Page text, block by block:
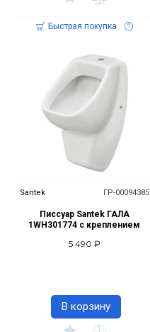
Быстрая покупка
Santek ГР-00094385
Писсуар Santek ГАЛА
1WH301774 с креплением
5 490 ₽
В корзину